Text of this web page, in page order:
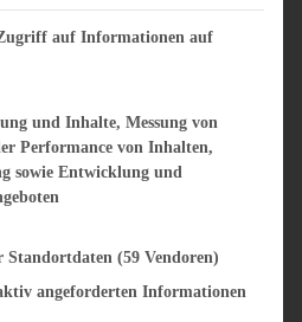
Torte
der Zwecke des IAB Transparency and Consent
auf Informationen auf
und Inhalte, Messung von
Performance von Inhalten,
sowie Entwicklung und
Standortdaten (59 Vendoren)
angeforderten Informationen